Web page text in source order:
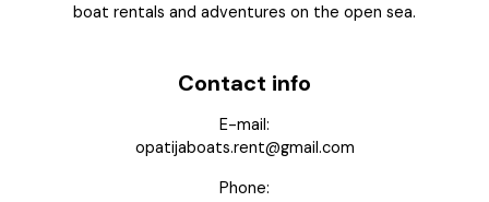
boat rentals and adventures on the open sea.
Contact info
E-mail:
opatijaboats.rent@gmail.com
Phone: